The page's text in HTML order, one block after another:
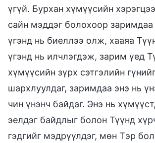
үгүй. Бурхан хүмүүсийн
сайн мэддэг болохоор
үгэнд нь биеллээ олж, хааяа
үгэнд нь илчлэгдэж, зарим үед
хүмүүсийн зүрх сэтгэлийн
шархлуулдаг, заримдаа энэ нь
чин үнэнч байдаг. Энэ нь
эелдэг байдлыг болон Түүнд
гэдгийг мэдрүүлдэг, мөн Тэр